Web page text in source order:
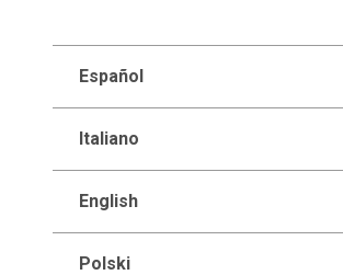
Español
Italiano
English
Polski